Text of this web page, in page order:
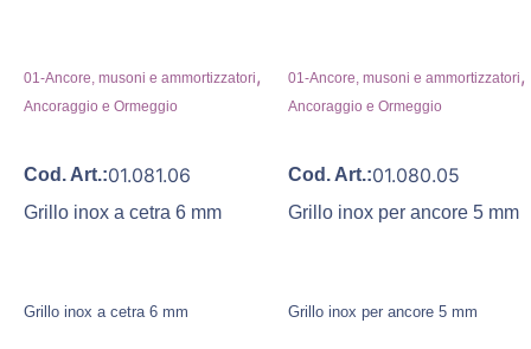
01-Ancore, musoni e ammortizzatori,
Ancoraggio e Ormeggio
Cod. Art.:01.081.06
Grillo inox a cetra 6 mm
Grillo inox a cetra 6 mm
01-Ancore, musoni e ammortizzatori,
Ancoraggio e Ormeggio
Cod. Art.:01.080.05
Grillo inox per ancore 5 mm
Grillo inox per ancore 5 mm